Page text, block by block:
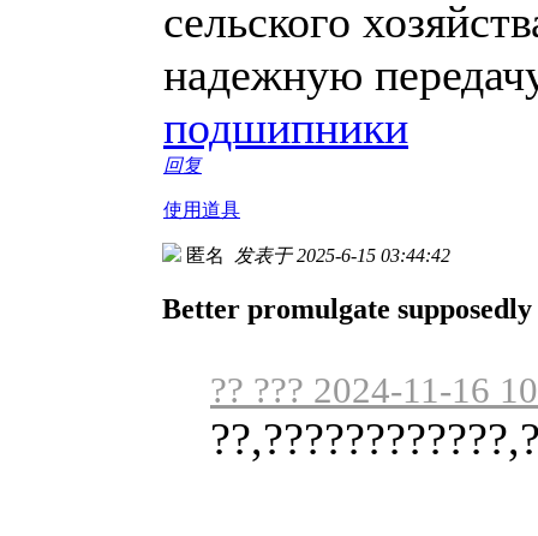
сельского
надежную
подшипники
回复
使用道具
匿名 发表于 2025-6-15 03:44:42
Better promulgate
?? ??? 2024-11-16